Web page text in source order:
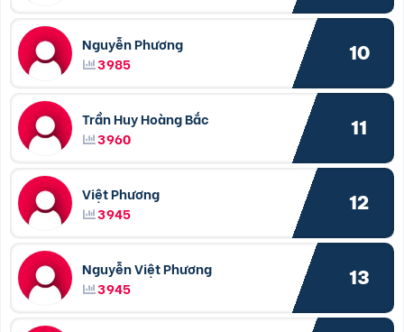
Nguyễn Phương
3985
10
Trần Huy Hoàng Bắc
3960
11
Việt Phương
3945
12
Nguyễn Việt Phương
3945
13